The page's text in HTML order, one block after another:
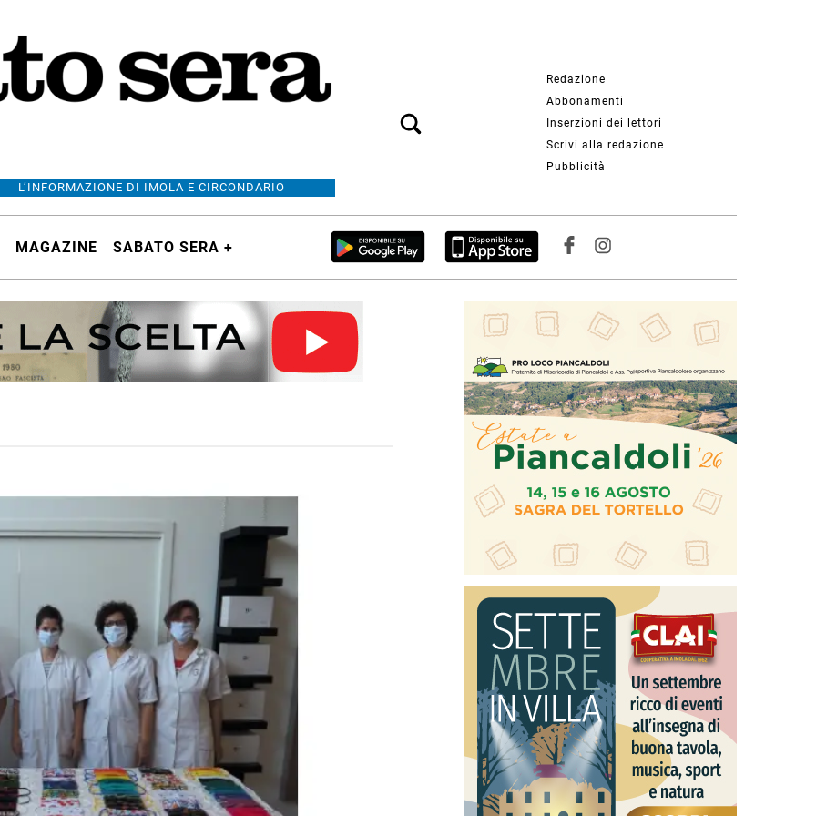
L’INFORMAZIONE DI IMOLA E CIRCONDARIO
Redazione
Abbonamenti
Inserzioni dei lettori
Scrivi alla redazione
Pubblicità
MAGAZINE SABATO SERA +